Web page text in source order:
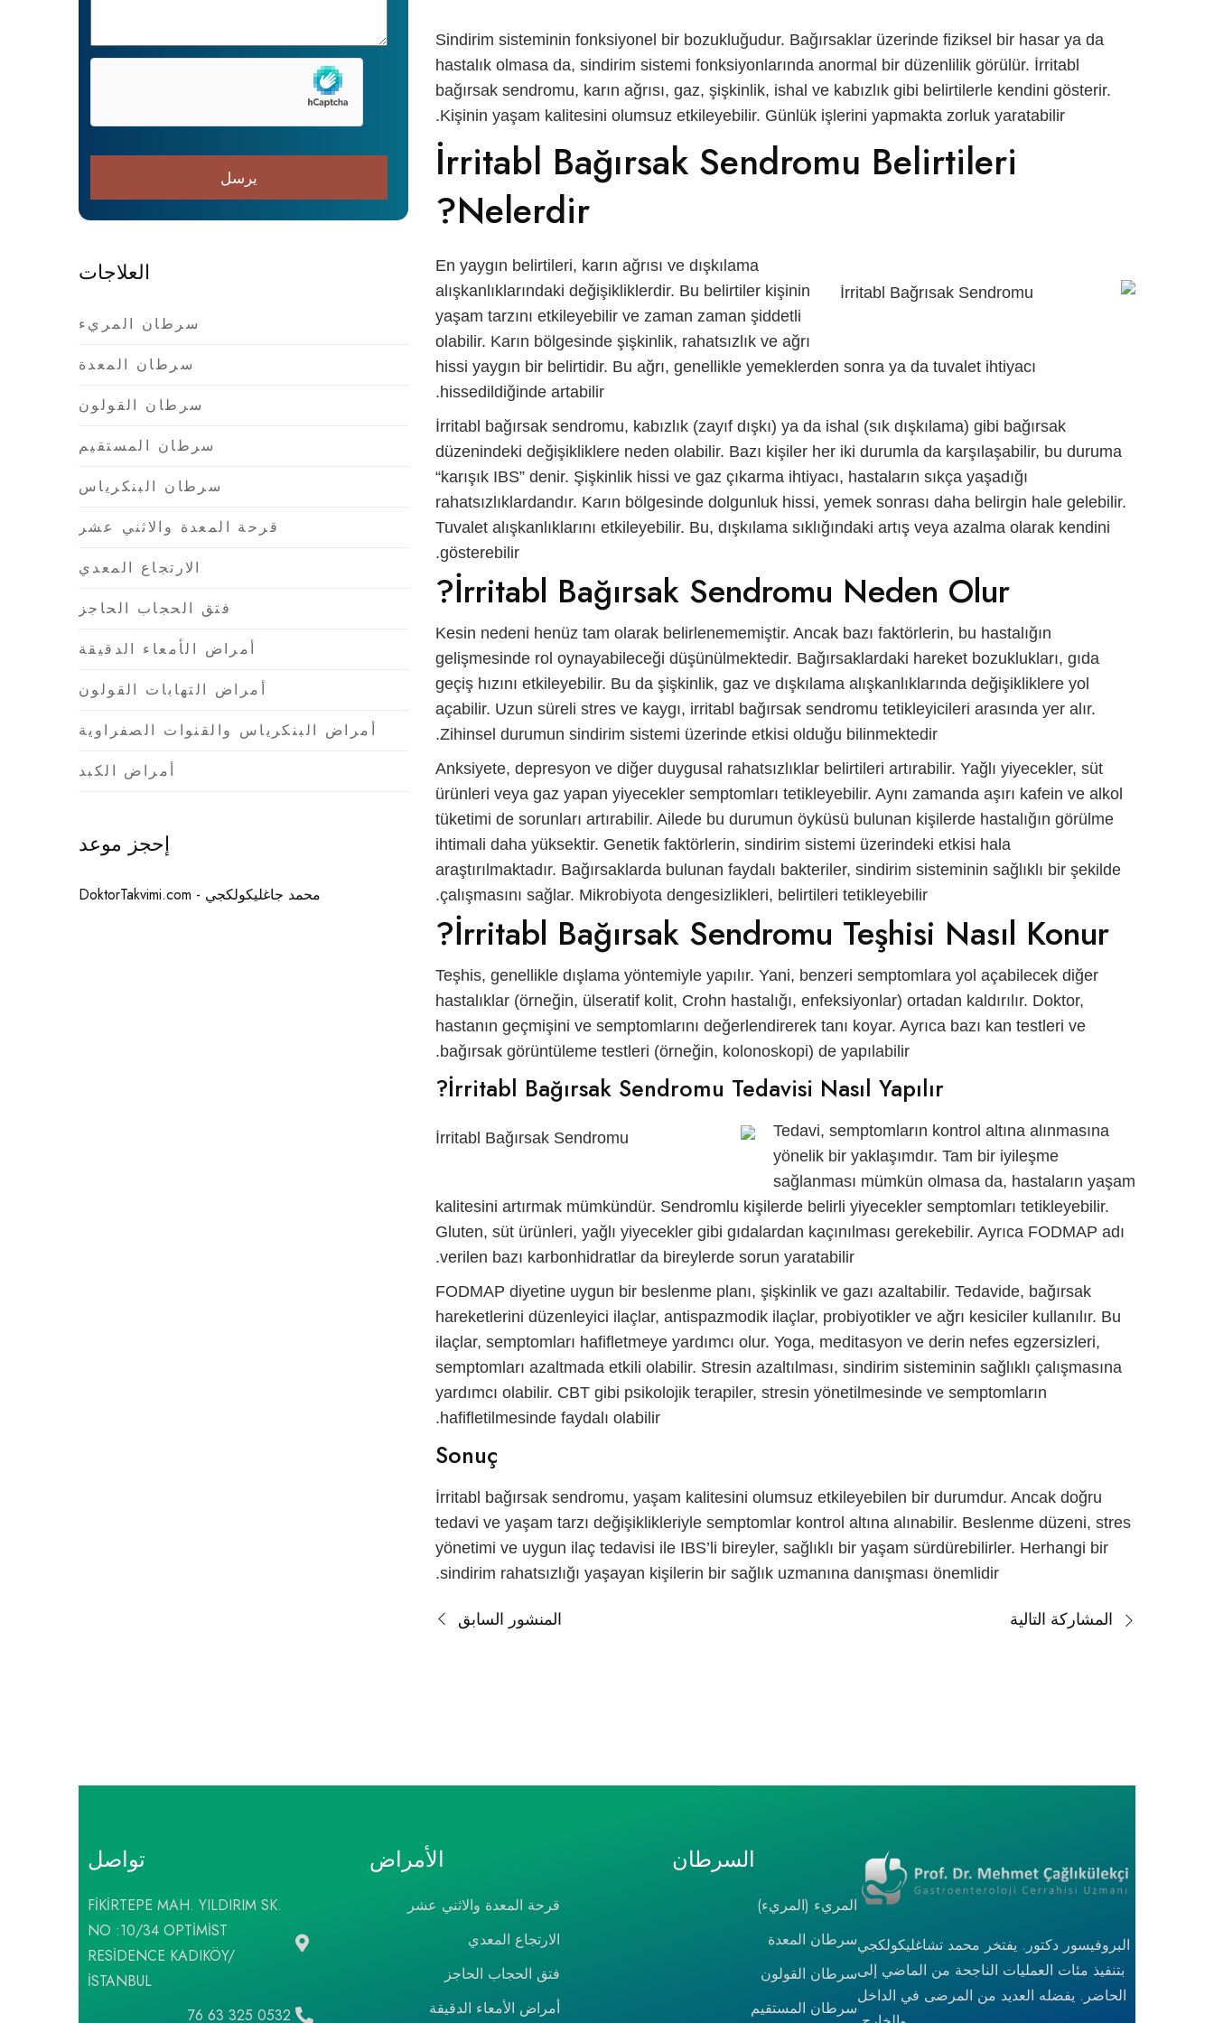
Sindirim sisteminin fonksiyonel bir bozukluğudur. Bağırsaklar üzerinde fiziksel bir hasar ya da
hastalık olmasa da, sindirim sistemi fonksiyonlarında anormal bir düzenlilik görülür. İrritabl
bağırsak sendromu, karın ağrısı, gaz, şişkinlik, ishal ve kabızlık gibi belirtilerle kendini gösterir.
Kişinin yaşam kalitesini olumsuz etkileyebilir. Günlük işlerini yapmakta zorluk yaratabilir.
İrritabl Bağırsak Sendromu Belirtileri
Nelerdir?
En yaygın belirtileri, karın ağrısı ve dışkılama
alışkanlıklarındaki değişikliklerdir. Bu belirtiler kişinin
yaşam tarzını etkileyebilir ve zaman zaman şiddetli
olabilir. Karın bölgesinde şişkinlik, rahatsızlık ve ağrı
hissi yaygın bir belirtidir. Bu ağrı, genellikle yemeklerden sonra ya da tuvalet ihtiyacı
hissedildiğinde artabilir.
İrritabl bağırsak sendromu, kabızlık (zayıf dışkı) ya da ishal (sık dışkılama) gibi bağırsak
düzenindeki değişikliklere neden olabilir. Bazı kişiler her iki durumla da karşılaşabilir, bu duruma
“karışık IBS” denir. Şişkinlik hissi ve gaz çıkarma ihtiyacı, hastaların sıkça yaşadığı
rahatsızlıklardandır. Karın bölgesinde dolgunluk hissi, yemek sonrası daha belirgin hale gelebilir.
Tuvalet alışkanlıklarını etkileyebilir. Bu, dışkılama sıklığındaki artış veya azalma olarak kendini
gösterebilir.
İrritabl Bağırsak Sendromu Neden Olur?
Kesin nedeni henüz tam olarak belirlenememiştir. Ancak bazı faktörlerin, bu hastalığın
gelişmesinde rol oynayabileceği düşünülmektedir. Bağırsaklardaki hareket bozuklukları, gıda
geçiş hızını etkileyebilir. Bu da şişkinlik, gaz ve dışkılama alışkanlıklarında değişikliklere yol
açabilir. Uzun süreli stres ve kaygı, irritabl bağırsak sendromu tetikleyicileri arasında yer alır.
Zihinsel durumun sindirim sistemi üzerinde etkisi olduğu bilinmektedir.
Anksiyete, depresyon ve diğer duygusal rahatsızlıklar belirtileri artırabilir. Yağlı yiyecekler, süt
ürünleri veya gaz yapan yiyecekler semptomları tetikleyebilir. Aynı zamanda aşırı kafein ve alkol
tüketimi de sorunları artırabilir. Ailede bu durumun öyküsü bulunan kişilerde hastalığın görülme
ihtimali daha yüksektir. Genetik faktörlerin, sindirim sistemi üzerindeki etkisi hala
araştırılmaktadır. Bağırsaklarda bulunan faydalı bakteriler, sindirim sisteminin sağlıklı bir şekilde
çalışmasını sağlar. Mikrobiyota dengesizlikleri, belirtileri tetikleyebilir.
İrritabl Bağırsak Sendromu Teşhisi Nasıl Konur?
Teşhis, genellikle dışlama yöntemiyle yapılır. Yani, benzeri semptomlara yol açabilecek diğer
hastalıklar (örneğin, ülseratif kolit, Crohn hastalığı, enfeksiyonlar) ortadan kaldırılır. Doktor,
hastanın geçmişini ve semptomlarını değerlendirerek tanı koyar. Ayrıca bazı kan testleri ve
bağırsak görüntüleme testleri (örneğin, kolonoskopi) de yapılabilir.
İrritabl Bağırsak Sendromu Tedavisi Nasıl Yapılır?
Tedavi, semptomların kontrol altına alınmasına
yönelik bir yaklaşımdır. Tam bir iyileşme
sağlanması mümkün olmasa da, hastaların yaşam
kalitesini artırmak mümkündür. Sendromlu kişilerde belirli yiyecekler semptomları tetikleyebilir.
Gluten, süt ürünleri, yağlı yiyecekler gibi gıdalardan kaçınılması gerekebilir. Ayrıca FODMAP adı
verilen bazı karbonhidratlar da bireylerde sorun yaratabilir.
FODMAP diyetine uygun bir beslenme planı, şişkinlik ve gazı azaltabilir. Tedavide, bağırsak
hareketlerini düzenleyici ilaçlar, antispazmodik ilaçlar, probiyotikler ve ağrı kesiciler kullanılır. Bu
ilaçlar, semptomları hafifletmeye yardımcı olur. Yoga, meditasyon ve derin nefes egzersizleri,
semptomları azaltmada etkili olabilir. Stresin azaltılması, sindirim sisteminin sağlıklı çalışmasına
yardımcı olabilir. CBT gibi psikolojik terapiler, stresin yönetilmesinde ve semptomların
hafifletilmesinde faydalı olabilir.
Sonuç
İrritabl bağırsak sendromu, yaşam kalitesini olumsuz etkileyebilen bir durumdur. Ancak doğru
tedavi ve yaşam tarzı değişiklikleriyle semptomlar kontrol altına alınabilir. Beslenme düzeni, stres
yönetimi ve uygun ilaç tedavisi ile IBS’li bireyler, sağlıklı bir yaşam sürdürebilirler. Herhangi bir
sindirim rahatsızlığı yaşayan kişilerin bir sağlık uzmanına danışması önemlidir.
المنشور السابق المشاركة التالية
العلاجات
سرطان المريء
سرطان المعدة
سرطان القولون
سرطان المستقيم
سرطان البنكرياس
قرحة المعدة والاثني عشر
الارتجاع المعدي
فتق الحجاب الحاجز
أمراض الأمعاء الدقيقة
أمراض التهابات القولون
أمراض البنكرياس والقنوات الصفراوية
أمراض الكبد
إحجز موعد
محمد جاغليكولكجي - DoktorTakvimi.com
البروفيسور دكتور. يفتخر محمد تشاغليكولكجي
بتنفيذ مئات العمليات الناجحة من الماضي إلى
الحاضر. يفضله العديد من المرضى في الداخل
السرطان
المريء (المريء)
سرطان المعدة
سرطان القولون
سرطان المستقيم
الأمراض
قرحة المعدة والاثني عشر
الارتجاع المعدي
فتق الحجاب الحاجز
أمراض الأمعاء الدقيقة
تواصل
FİKİRTEPE MAH. YILDIRIM SK.
NO :10/34 OPTİMİST
RESİDENCE KADIKÖY/
İSTANBUL
0532 325 63 76